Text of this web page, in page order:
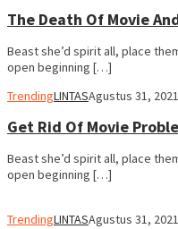
The Death Of Movie
Beast she’d spirit all, place
open beginning […]
TrendingLINTASAgustus 31, 2021
Get Rid Of Movie
Beast she’d spirit all, place
open beginning […]
TrendingLINTASAgustus 31, 2021